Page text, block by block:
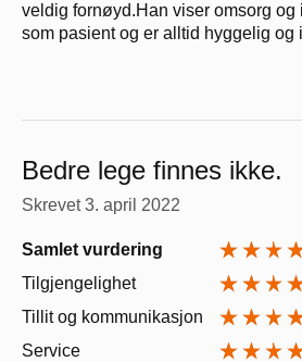
veldig fornøyd.Han viser omsorg og
som pasient og er alltid hyggelig og
Bedre lege finnes ikke.
Skrevet3. april 2022
Samlet vurdering
Tilgjengelighet
Tillit og kommunikasjon
Service